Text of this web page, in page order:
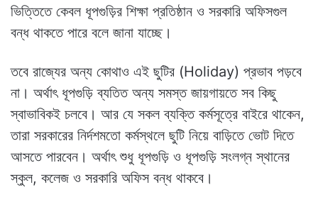
ভিত্তিতে কেবল ধূপগুড়ির শিক্ষা প্রতিষ্ঠান ও সরকারি অফিসগুল
বন্ধ থাকতে পারে বলে জানা যাচ্ছে।
তবে রাজ্যের অন্য কোথাও এই ছুটির (Holiday) প্রভাব পড়বে
না। অর্থাৎ ধূপগুড়ি ব্যতিত অন্য সমস্ত জায়গায়তে সব কিছু
স্বাভাবিকই চলবে। আর যে সকল ব্যক্তি কর্মসূত্রে বাইরে থাকেন,
তারা সরকারের নির্দশমতো কর্মস্থলে ছুটি নিয়ে বাড়িতে ভোট দিতে
আসতে পারবেন। অর্থাৎ শুধু ধূপগুড়ি ও ধূপগুড়ি সংলগ্ন স্থানের
স্কুল, কলেজ ও সরকারি অফিস বন্ধ থাকবে।